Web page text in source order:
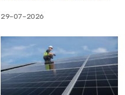
29-07-2026